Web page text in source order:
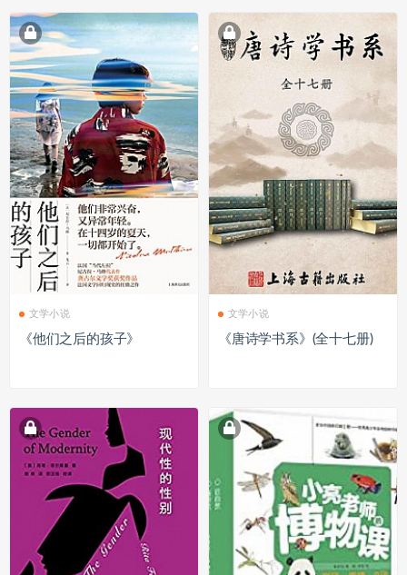
文学小说
《他们之后的孩子》
文学小说
《唐诗学书系》(全十七册)